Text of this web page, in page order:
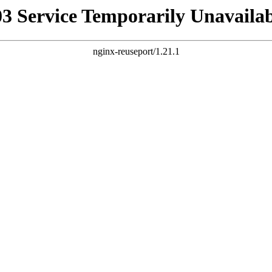
Service Temporarily
nginx-reuseport/1.21.1